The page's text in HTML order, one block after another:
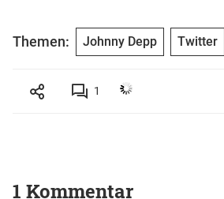
Themen: Johnny Depp Twitter
1
1 Kommentar